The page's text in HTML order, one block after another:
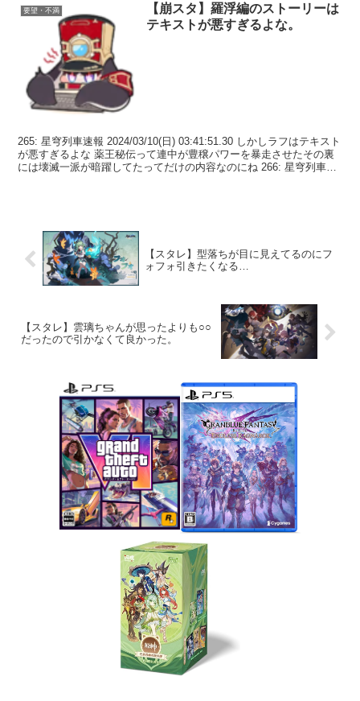
要望・不満
【崩スタ】羅浮編のストーリーは
テキストが悪すぎるよな。
265: 星穹列車速報 2024/03/10(日) 03:41:51.30 しかしラフはテキスト
が悪すぎるよな 薬王秘伝って連中が豊穣パワーを暴走させたその裏
には壊滅一派が暗躍してたってだけの内容なのにね 266: 星穹列車速
【スタレ】型落ちが目に見えてるのにフ
ォフォ引きたくなる…
【スタレ】雲璃ちゃんが思ったよりも○○
だったので引かなくて良かった。